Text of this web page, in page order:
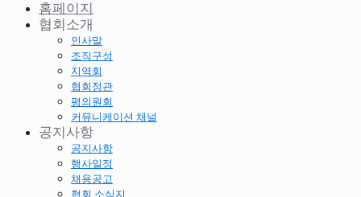
홈페이지
협회소개
인사말
조직구성
지역회
협회정관
평의원회
커뮤니케이션 채널
공지사항
공지사항
행사일정
채용공고
협회 소식지